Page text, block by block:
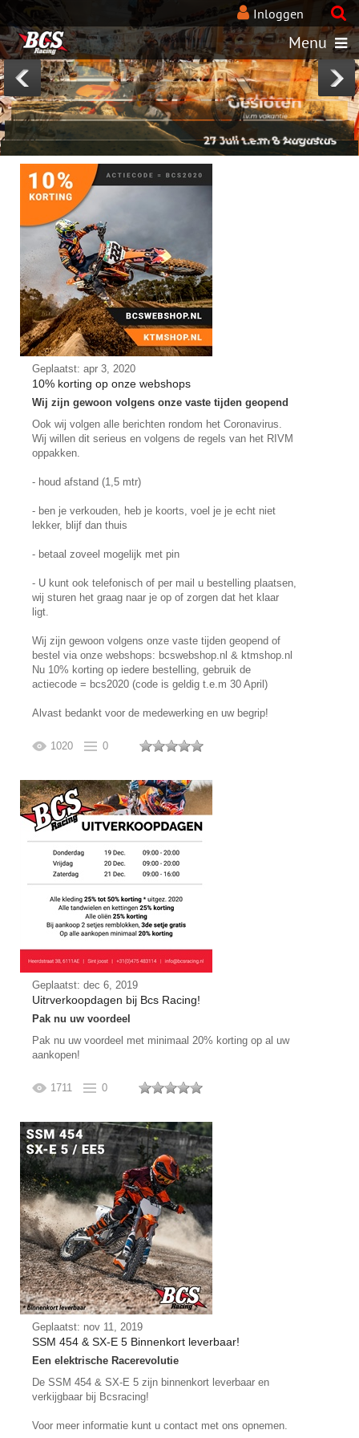
Inloggen
Menu
Geplaatst: apr 3, 2020
10% korting op onze webshops
Wij zijn gewoon volgens onze vaste tijden geopend
Ook wij volgen alle berichten rondom het Coronavirus.
Wij willen dit serieus en volgens de regels van het RIVM
oppakken.
- houd afstand (1,5 mtr)
- ben je verkouden, heb je koorts, voel je je echt niet
lekker, blijf dan thuis
- betaal zoveel mogelijk met pin
- U kunt ook telefonisch of per mail u bestelling plaatsen,
wij sturen het graag naar je op of zorgen dat het klaar
ligt.
Wij zijn gewoon volgens onze vaste tijden geopend of
bestel via onze webshops: bcswebshop.nl & ktmshop.nl
Nu 10% korting op iedere bestelling, gebruik de
actiecode = bcs2020 (code is geldig t.e.m 30 April)
Alvast bedankt voor de medewerking en uw begrip!
1020 0
Geplaatst: dec 6, 2019
Uitrverkoopdagen bij Bcs Racing!
Pak nu uw voordeel
Pak nu uw voordeel met minimaal 20% korting op al uw
aankopen!
1711 0
Geplaatst: nov 11, 2019
SSM 454 & SX-E 5 Binnenkort leverbaar!
Een elektrische Racerevolutie
De SSM 454 & SX-E 5 zijn binnenkort leverbaar en
verkijgbaar bij Bcsracing!
Voor meer informatie kunt u contact met ons opnemen.